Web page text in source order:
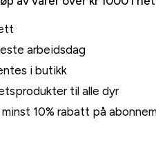
arbeidsdag
i butikk
til alle dyr
10% rabatt på